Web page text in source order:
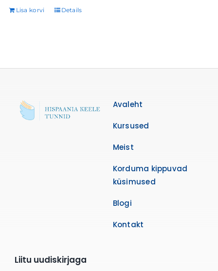
Lisa korvi Details
Avaleht
Kursused
Meist
Korduma kippuvad
küsimused
Blogi
Kontakt
Liitu uudiskirjaga